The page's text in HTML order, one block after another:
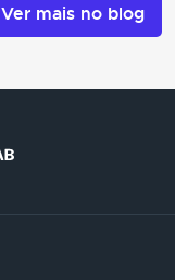
Ver mais no blog